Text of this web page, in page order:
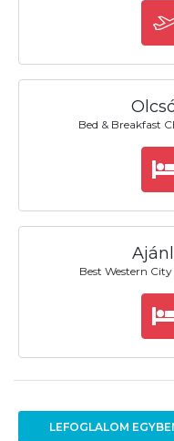
Bed & Breakfast
Best Western
LEFOGLALOM